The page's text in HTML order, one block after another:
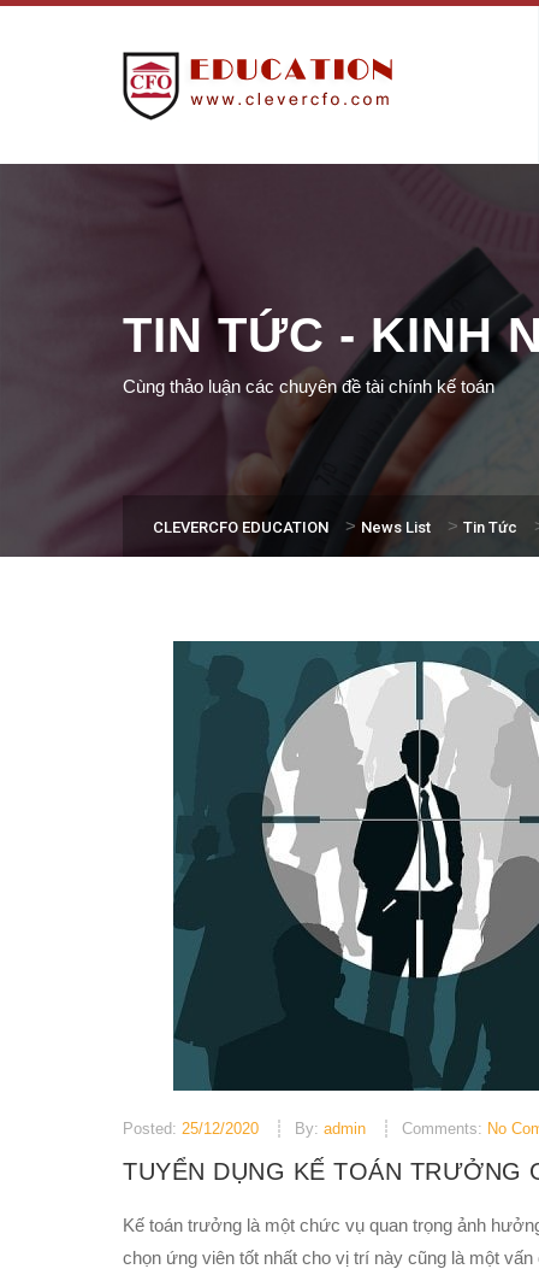
TIN TỨC - KINH
Cùng thảo luận các chuyên đề tài chính kế toán
CLEVERCFO EDUCATION > News List > Tin Tức
Posted: 25/12/2020 By: admin Comments: No
TUYỂN DỤNG KẾ TOÁN TRƯỞNG
Kế toán trưởng là một chức vụ quan trọng ảnh
chọn ứng viên tốt nhất cho vị trí này cũng là một